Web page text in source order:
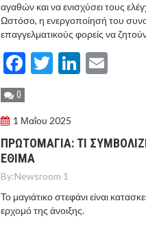
αγαθών και να ενισχύσει τους
Ωστόσο, η ενεργοποίησή του
επαγγελματικούς φορείς να
Facebook
Twitter
0
1 Μαΐου 2025
ΠΡΩΤΟΜΑΓΙΑ: ΤΙ
ΕΘΙΜΑ
By:Newsroom 1
Το μαγιάτικο στεφάνι είναι
ερχομό της άνοιξης.